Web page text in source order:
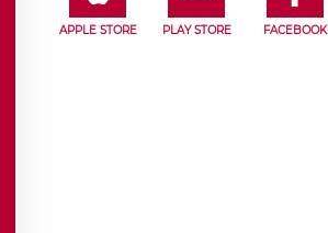
APPLE STORE PLAY STORE FACEBOOK